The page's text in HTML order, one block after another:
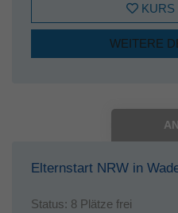
KURS
WEITERE
Elternstart NRW in
Status: 8 Plätze frei